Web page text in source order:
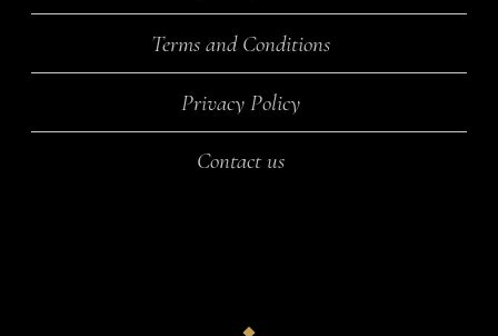
Terms and Conditions
Privacy Policy
Contact us